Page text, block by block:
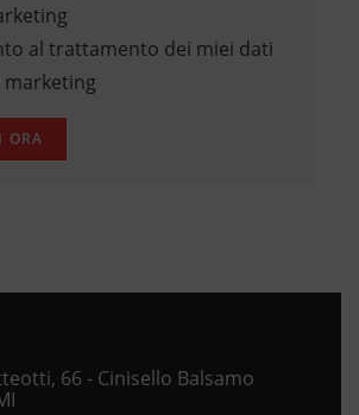
al trattamento dei miei dati
66 - Cinisello Balsamo